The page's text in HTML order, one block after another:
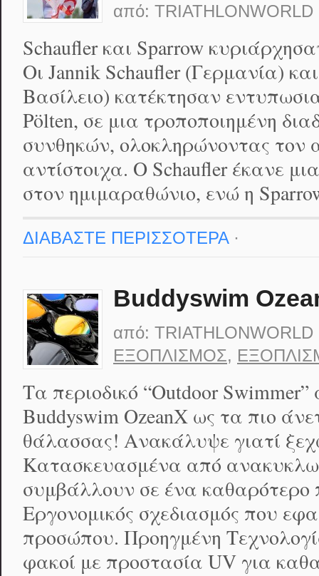
από: TRIATHLONWORLD
Schaufler και Sparrow
Οι Jannik Schaufler (Γερμανία)
Βασίλειο) κατέκτησαν
Pölten, σε μια τροποποιημένη
συνθηκών, ολοκληρώνοντας τον
αντίστοιχα. Ο Schaufler έκανε
στον ημιμαραθώνιο, ενώ η
ΔΙΑΒΑΣΤΕ ΠΕΡΙΣΣΟΤΕΡΑ·
Buddyswim
από: TRIATHLONWORLD
ΕΞΟΠΛΙΣΜΌΣ,
Τα περιοδικό “Outdoor
Buddyswim OzeanX ως τα πιο
θάλασσας! Ανακάλυψε γιατί
Κατασκευασμένα από
συμβάλλουν σε ένα
Εργονομικός σχεδιασμός που
προσώπου. Προηγμένη
φακοί με προστασία UV για